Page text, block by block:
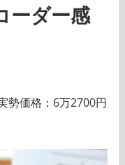
ーダー感
勢価格：6万2700円